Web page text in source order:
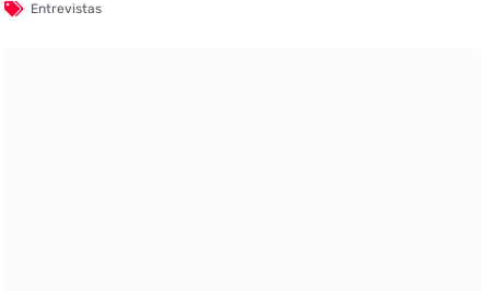
Entrevistas